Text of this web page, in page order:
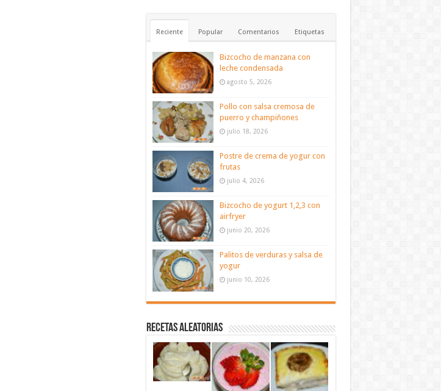
Reciente Popular Comentarios Etiquetas
Bizcocho de manzana con
leche condensada
agosto 5, 2026
Pollo con salsa cremosa de
puerro y champiñones
julio 18, 2026
Postre de crema de yogur con
frutas
julio 4, 2026
Bizcocho de yogurt 1,2,3 con
airfryer
junio 20, 2026
Palitos de verduras y salsa de
yogur
junio 10, 2026
Recetas aleatorias